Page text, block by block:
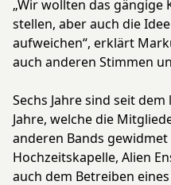
„Wir wollten das gängige
stellen, aber auch die
aufweichen“, erklärt
auch anderen Stimmen
Sechs Jahre sind seit
Jahre, welche die
anderen Bands gewidmet
Hochzeitskapelle, Alien
auch dem Betreiben